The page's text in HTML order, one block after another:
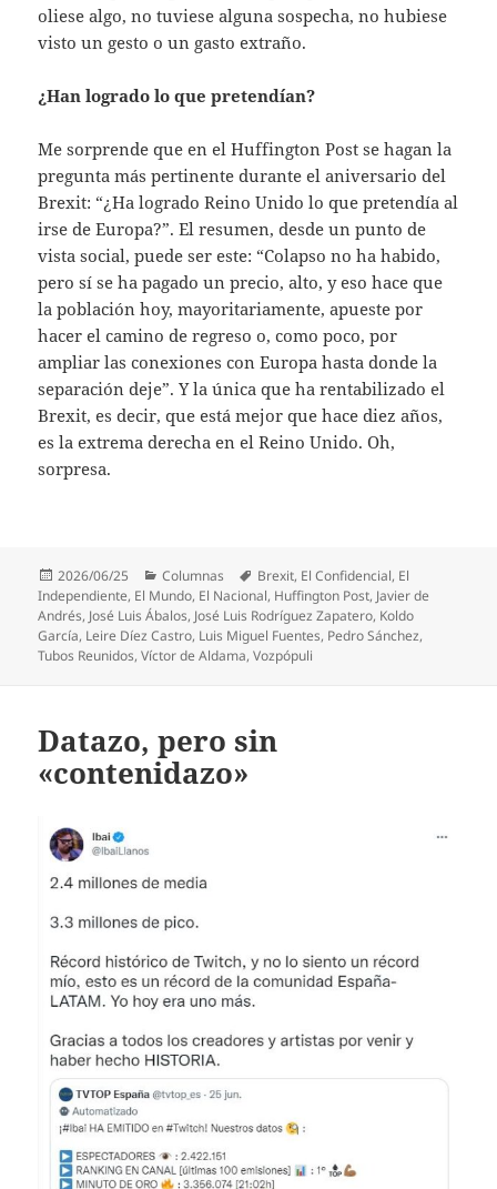
oliese algo, no tuviese alguna sospecha, no hubiese
visto un gesto o un gasto extraño.
¿Han logrado lo que pretendían?
Me sorprende que en el Huffington Post se hagan la
pregunta más pertinente durante el aniversario del
Brexit: “¿Ha logrado Reino Unido lo que pretendía al
irse de Europa?”. El resumen, desde un punto de
vista social, puede ser este: “Colapso no ha habido,
pero sí se ha pagado un precio, alto, y eso hace que
la población hoy, mayoritariamente, apueste por
hacer el camino de regreso o, como poco, por
ampliar las conexiones con Europa hasta donde la
separación deje”. Y la única que ha rentabilizado el
Brexit, es decir, que está mejor que hace diez años,
es la extrema derecha en el Reino Unido. Oh,
sorpresa.
Publicado
el
2026/06/25 Categorías
Columnas Etiquetas
Brexit, El Confidencial, El
Independiente, El Mundo, El Nacional, Huffington Post, Javier de
Andrés, José Luis Ábalos, José Luis Rodríguez Zapatero, Koldo
García, Leire Díez Castro, Luis Miguel Fuentes, Pedro Sánchez,
Tubos Reunidos,Víctor de Aldama,Vozpópuli
Datazo, pero sin
«contenidazo»